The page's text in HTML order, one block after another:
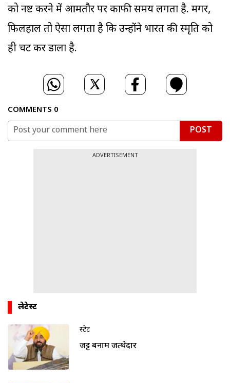
को नष्ट करने में आमतौर पर काफी समय लगता है. मगर,
फिलहाल तो ऐसा लगता है कि उन्होंने भारत की स्मृति को
ही चट कर डाला है.
COMMENTS 0
POST
ADVERTISEMENT
लेटेस्ट
स्टेट
जट्ट बनाम जत्थेदार